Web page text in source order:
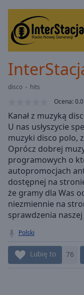
Forward
Mute
Current
Loaded
Stream
TypeLIVE
Seek to
currently
behind
live
LIVE
Remaining
Time-
Playback
Rate
Chapters
disco
hits
Ocena:0.0
Kanał z muzyką
U nas usłyszycie
muzyki disco polo,
Oprócz dobrej
programowych o
autopromocjach
dostępnej na
że gramy dla Was
niezmiennie na
sprawdzenia
Polski
Lubię to 76